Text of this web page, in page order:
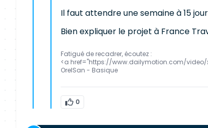
Il faut attendre une semaine à 15
Bien expliquer le projet à France
Fatigué de recadrer, écoutez :
<a href="https://www.dailymotion.com/video/
OrelSan - Basique
0